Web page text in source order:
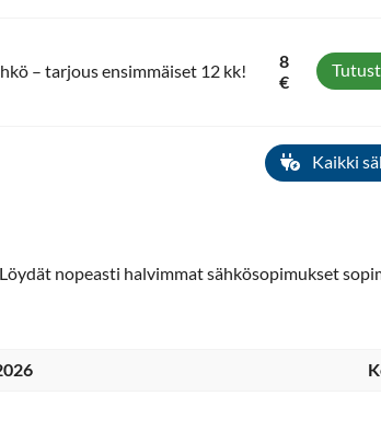
– tarjous ensimmäiset 12 kk!
8
€
Kaikki
nopeasti halvimmat sähkösopimukset